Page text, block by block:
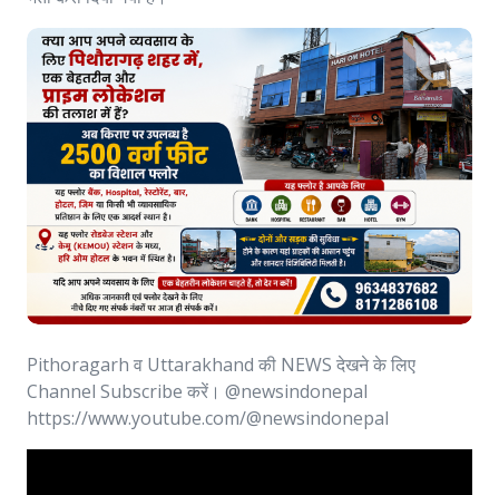
Pithoragarh व Uttarakhand की NEWS देखने के लिए
Channel Subscribe करें। @newsindonepal
https://www.youtube.com/@newsindonepal